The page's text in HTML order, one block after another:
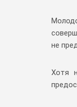
не
Хотя